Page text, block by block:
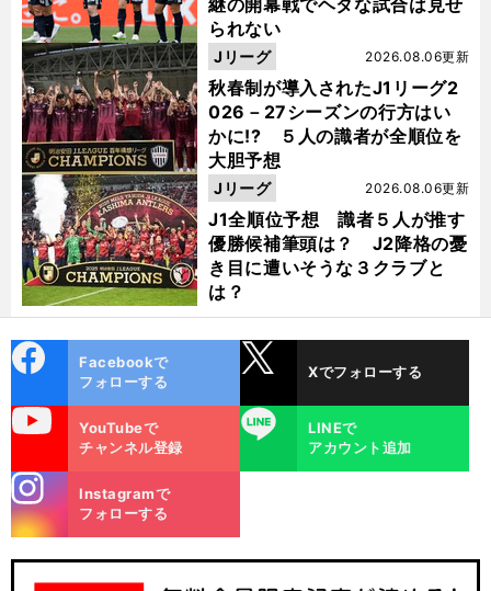
継の開幕戦でヘタな試合は見せ
られない
秋春制が導入されたJ1リーグ2
026－27シーズンの行方はい
かに!? ５人の識者が全順位を
大胆予想
2026.08.06更新
Jリーグ
J1全順位予想 識者５人が推す
優勝候補筆頭は？ J2降格の憂
き目に遭いそうな３クラブと
は？
2026.08.06更新
Jリーグ
ok
Facebookで
フォローする
Xでフォローする
YouTubeで
チャンネル登録
LINE
LINEで
アカウント追加
m
Instagramで
フォローする